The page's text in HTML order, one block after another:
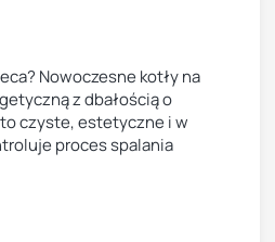
Nowoczesne kotły na
z dbałością o
czyste, estetyczne i w
proces spalania